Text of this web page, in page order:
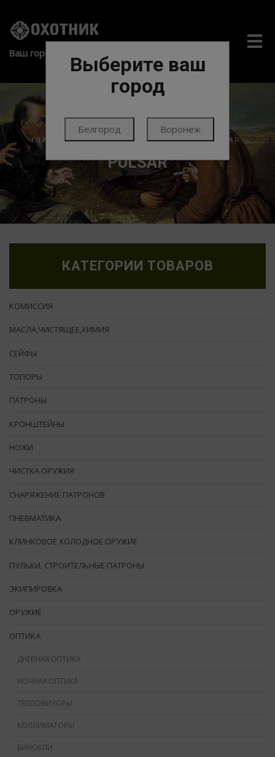
Ваш город:
Выберите ваш
город
Белгород Воронеж
ГЛАВНАЯ ОПТИКА ИК ПОДСВЕТКИ PULSAR
PULSAR
КАТЕГОРИИ ТОВАРОВ
КОМИССИЯ
МАСЛА,ЧИСТЯЩЕЕ,ХИМИЯ
СЕЙФЫ
ТОПОРЫ
ПАТРОНЫ
КРОНШТЕЙНЫ
НОЖИ
ЧИСТКА ОРУЖИЯ
СНАРЯЖЕНИЕ ПАТРОНОВ
ПНЕВМАТИКА
КЛИНКОВОЕ ХОЛОДНОЕ ОРУЖИЕ
ПУЛЬКИ, СТРОИТЕЛЬНЫЕ ПАТРОНЫ
ЭКИПИРОВКА
ОРУЖИЕ
ОПТИКА
ДНЕВНАЯ ОПТИКА
НОЧНАЯ ОПТИКА
ТЕПЛОВИЗОРЫ
КОЛЛИМАТОРЫ
БИНОКЛИ